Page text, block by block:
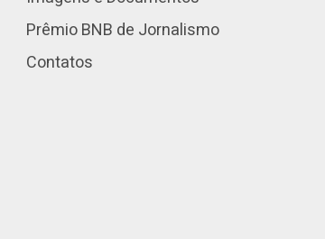
Prêmio BNB de Jornalismo
Contatos